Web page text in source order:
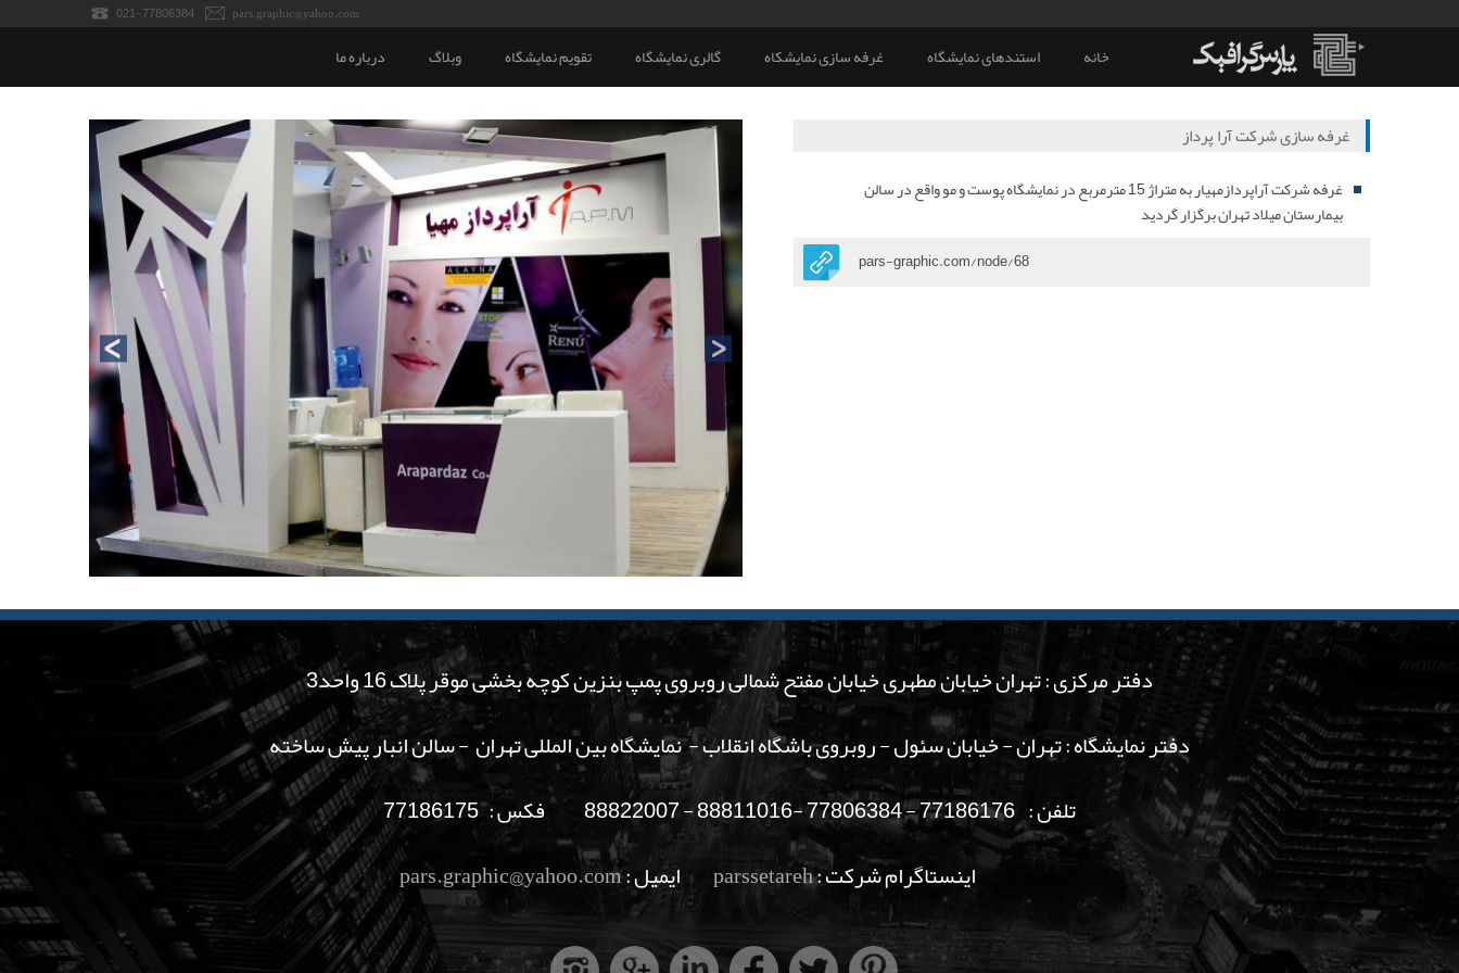
021-77806384 pars.graphic@yahoo.com
خانه استندهای نمایشگاه غرفه سازی نمایشکاه گالری نمایشگاه تقویم نمایشگاه وبلاگ درباره ما
غرفه سازی شرکت آرا پرداز
غرفه شرکت آراپردازمهیار به متراژ 15 مترمربع در نمایشگاه پوست و مو واقع در سالن
بیمارستان میلاد تهران برگزار گردید
pars-graphic.com/node/68
دفتر مرکزی : تهران خیابان مطهری خیابان مفتح شمالی روبروی پمپ بنزین کوچه بخشی موقر پلاک 16 واحد3
دفتر نمایشگاه : تهران - خیابان سئول - روبروی باشگاه انقلاب - نمایشگاه بین المللی تهران - سالن انبار پیش ساخته
تلفن : 77186176 - 77806384 -88811016 - 88822007 فکس : 77186175
اینستاگرام شرکت :parssetareh ایمیل :pars.graphic@yahoo.com